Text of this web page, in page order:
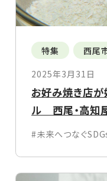
特集
西尾
2025年3月31日
お好み焼き店
ル 西尾・高知
#未来へつなぐ